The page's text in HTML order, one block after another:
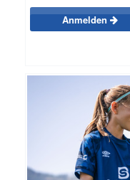
Anmelden